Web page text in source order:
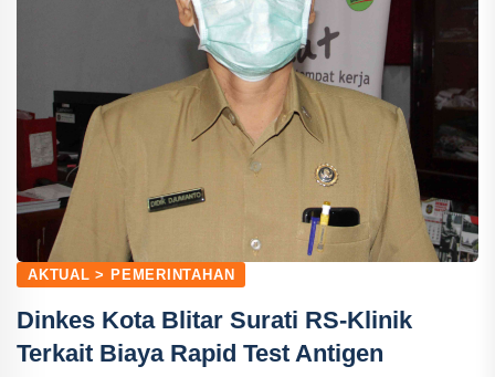
AKTUAL > PEMERINTAHAN
Dinkes Kota Blitar Surati RS-Klinik
Terkait Biaya Rapid Test Antigen